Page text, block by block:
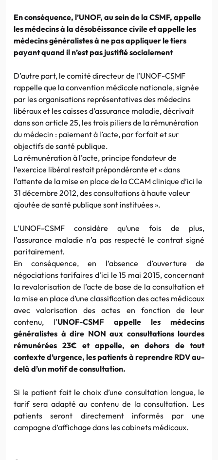
En conséquence, l’UNOF, au sein de la CSMF, appelle
les médecins à la désobéissance civile et appelle les
médecins généralistes à ne pas appliquer le tiers
payant quand il n’est pas justifié socialement
D’autre part, le comité directeur de l’UNOF-CSMF
rappelle que la convention médicale nationale, signée
par les organisations représentatives des médecins
libéraux et les caisses d’assurance maladie, décrivait
dans son article 25, les trois piliers de la rémunération
du médecin : paiement à l’acte, par forfait et sur
objectifs de santé publique.
La rémunération à l’acte, principe fondateur de
l’exercice libéral restait prépondérante et « dans
l’attente de la mise en place de la CCAM clinique d’ici le
31 décembre 2012, des consultations à haute valeur
ajoutée de santé publique sont instituées ».
L’UNOF-CSMF considère qu’une fois de plus,
l’assurance maladie n’a pas respecté le contrat signé
paritairement.
En conséquence, en l’absence d’ouverture de
négociations tarifaires d’ici le 15 mai 2015, concernant
la revalorisation de l’acte de base de la consultation et
la mise en place d’une classification des actes médicaux
avec valorisation des actes en fonction de leur
contenu, l’UNOF-CSMF appelle les médecins
généralistes à dire NON aux consultations lourdes
rémunérées 23€ et appelle, en dehors de tout
contexte d’urgence, les patients à reprendre RDV au-
delà d’un motif de consultation.
Si le patient fait le choix d’une consultation longue, le
tarif sera adapté au contenu de la consultation. Les
patients seront directement informés par une
campagne d’affichage dans les cabinets médicaux.